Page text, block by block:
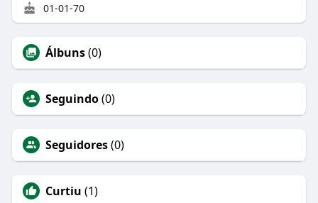
01-01-70
Álbuns(0)
Seguindo(0)
Seguidores(0)
Curtiu (1)